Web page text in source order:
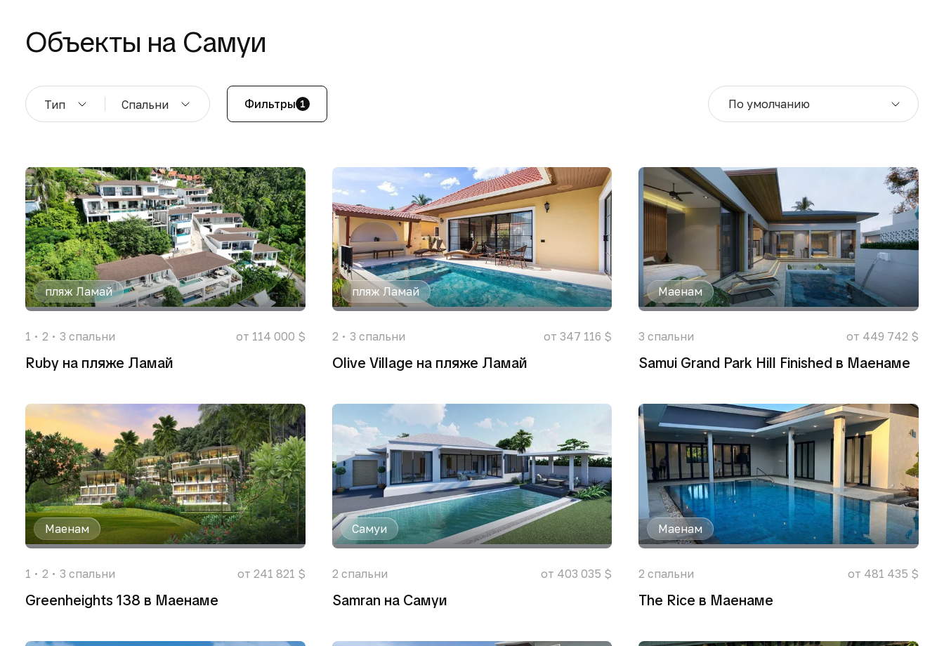
Объекты на Самуи
Тип Спальни Фильтры 1 По умолчанию
пляж Ламай
1 2 3 спальни от 114 000 $
Ruby на пляже Ламай
пляж Ламай
2 3 спальни от 347 116 $
Olive Village на пляже Ламай
Маенам
3 спальни от 449 742 $
Samui Grand Park Hill Finished в Маенаме
Маенам
1 2 3 спальни от 241 821 $
Greenheights 138 в Маенаме
Самуи
2 спальни от 403 035 $
Samran на Самуи
Маенам
2 спальни от 481 435 $
The Rice в Маенаме